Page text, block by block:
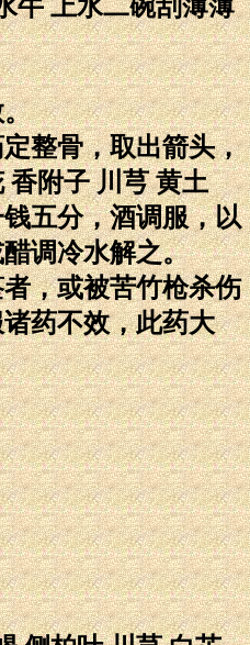
牛 上水二碗刮薄薄
整骨，取出箭头，
香附子 川芎 黄土
五分，酒调服，以
调冷水解之。
，或被苦竹枪杀伤
药不效，此药大